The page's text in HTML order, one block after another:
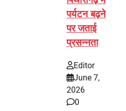
पर्यटन बढ़ने
पर जताई
प्रसन्नता
Editor
June 7,
2026
0